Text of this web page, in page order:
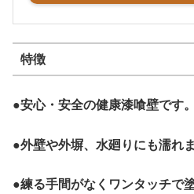
特徴
●安心・安全の健康漆喰壁です。
●外壁や外塀、水廻りにも濡れま
●練る手間がなくワンタッチで